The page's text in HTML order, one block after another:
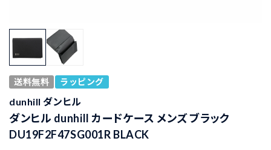
送料無料 ラッピング
dunhill ダンヒル
ダンヒル dunhill カードケース メンズ ブラック
DU19F2F47SG001R BLACK